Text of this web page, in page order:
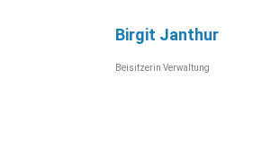
Birgit Janthur
Beisitzerin Verwaltung